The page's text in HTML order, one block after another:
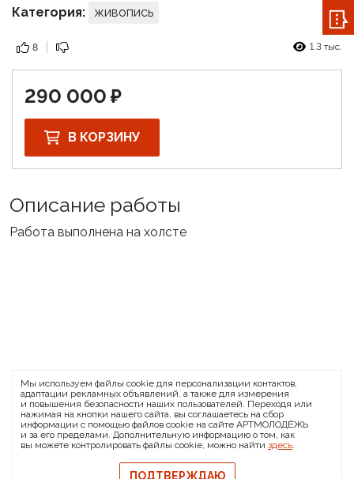
Категория:
живопись
8 1.3 тыс.
290 000
В КОРЗИНУ
Описание работы
Работа выполнена на холсте
О проекте FAQ
Банковские реквизиты
Сообщить о баге
© 2026 АРТМОЛОДЁЖЬ
Политика конфиденциальности
Политика обмена и возврата
Мы используем файлы cookie для персонализации контактов,
адаптации рекламных объявлений, а также для измерения
и повышения безопасности наших пользователей. Переходя или
нажимая на кнопки нашего сайта, вы соглашаетесь на сбор
информации с помощью файлов cookie на сайте АРТМОЛОДЁЖЬ
и за его пределами. Дополнительную информацию о том, как
вы можете контролировать файлы cookie, можно найти здесь.
ПОДТВЕРЖДАЮ